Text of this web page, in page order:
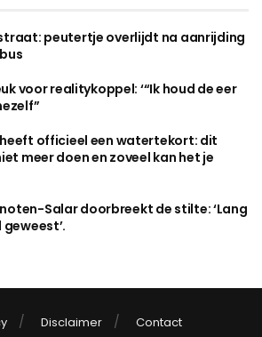
peutertje overlijdt na aanrijding
voor realitykoppel: ‘“Ik houd de eer
officieel een watertekort: dit
meer doen en zoveel kan het je
Salar doorbreekt de stilte: ‘Lang
Disclaimer Contact